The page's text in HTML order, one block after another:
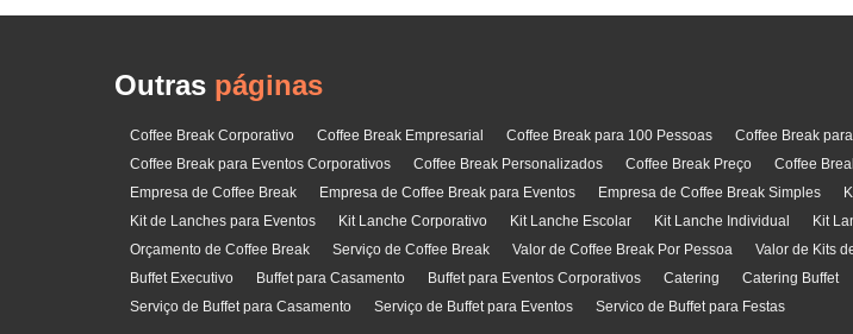
Outras páginas
Coffee Break Corporativo Coffee Break Empresarial Coffee Break para 100 Pessoas Coffee Break
Coffee Break para Eventos Corporativos
Coffee Break Personalizados Coffee Break Preço Coffee
Empresa de Coffee Break
Empresa de Coffee Break para Eventos Empresa de Coffee Break Simples
Kit de Lanches para Eventos
Kit Lanche Corporativo Kit Lanche Escolar Kit Lanche Individual Kit
Orçamento de Coffee Break
Serviço de Coffee Break Valor de Coffee Break Por Pessoa Valor de Kits
Buffet Executivo
Buffet para Casamento Buffet para Eventos Corporativos Catering Catering Buffet
Serviço de Buffet para Casamento
Serviço de Buffet para Eventos Servico de Buffet para Festas